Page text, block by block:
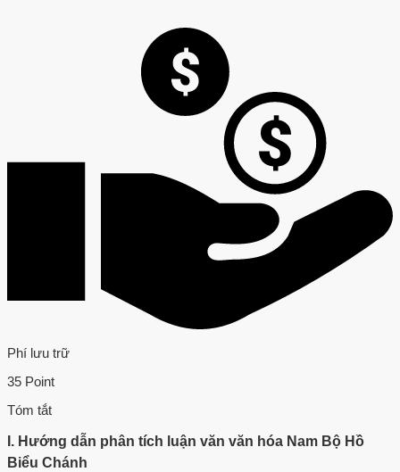
Phí lưu trữ
35 Point
Tóm tắt
I. Hướng dẫn phân tích luận văn văn hóa Nam Bộ Hồ
Biểu Chánh